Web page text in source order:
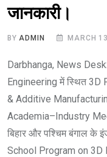
जानकारी।
BYADMIN MARCH
Darbhanga, News
Engineering में स्थित 3D
& Additive
Academia–Industry
बिहार और पश्चिम बंगाल के
School Program on